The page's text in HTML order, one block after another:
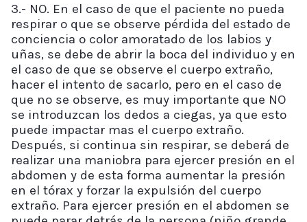
3.- NO. En el caso de que el paciente no pueda
respirar o que se observe pérdida del estado de
conciencia o color amoratado de los labios y
uñas, se debe de abrir la boca del individuo y en
el caso de que se observe el cuerpo extraño,
hacer el intento de sacarlo, pero en el caso de
que no se observe, es muy importante que NO
se introduzcan los dedos a ciegas, ya que esto
puede impactar mas el cuerpo extraño.
Después, si continua sin respirar, se deberá de
realizar una maniobra para ejercer presión en el
abdomen y de esta forma aumentar la presión
en el tórax y forzar la expulsión del cuerpo
extraño. Para ejercer presión en el abdomen se